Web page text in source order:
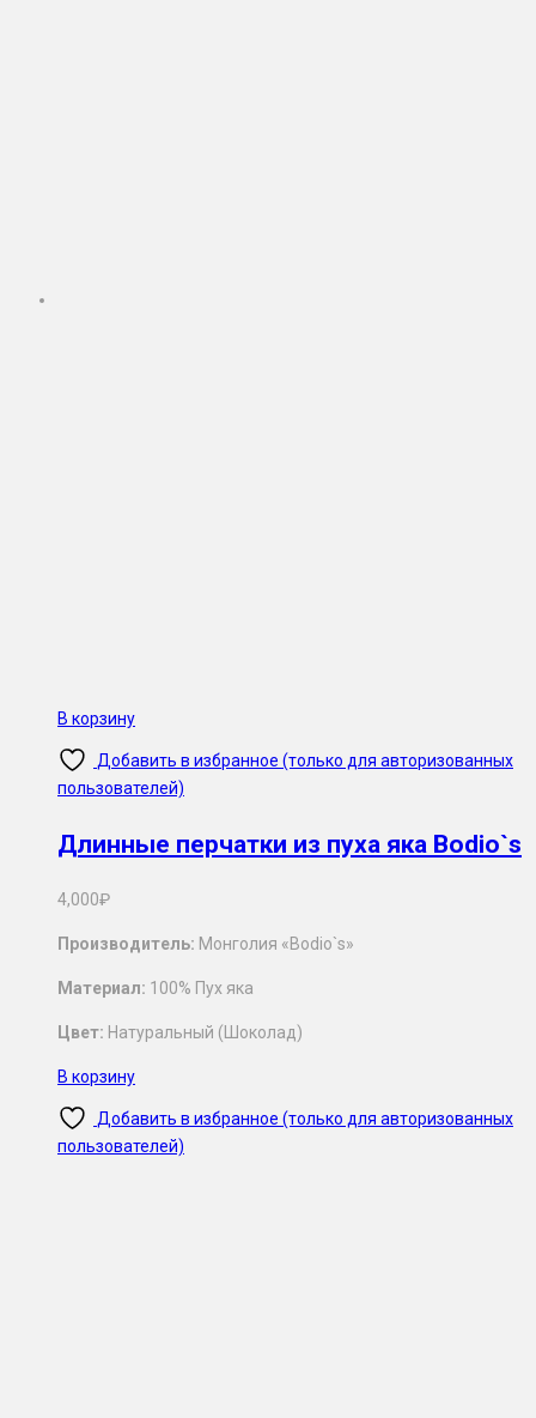
В корзину
Добавить в избранное (только для авторизованных
пользователей)
Длинные перчатки из пуха яка Bodio`s
4,000₽
Производитель: Монголия «Bodio`s»
Материал: 100% Пух яка
Цвет: Натуральный (Шоколад)
В корзину
Добавить в избранное (только для авторизованных
пользователей)